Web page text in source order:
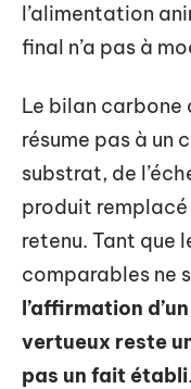
l’alimentation
final n’a pas à
Le bilan carbone
résume pas à un
substrat, de
produit remplacé
retenu. Tant que
comparables ne
l’affirmation
vertueux reste
pas un fait établi.